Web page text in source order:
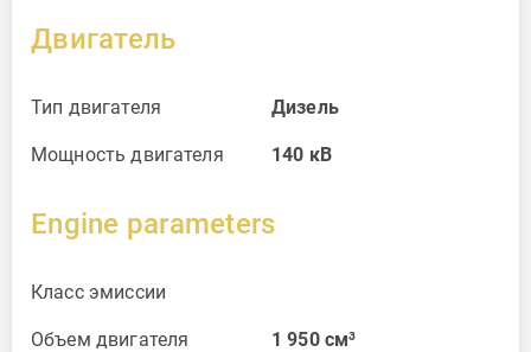
Двигатель
Тип двигателя Дизель
Мощность двигателя 140 кВ
Engine parameters
Класс эмиссии
Объем двигателя 1 950 см³